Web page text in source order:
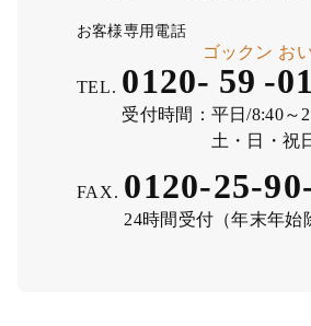
お客様専用電話
TEL. 0120- 59
ゴックン
-
お
受付時間： 平日/8:40～
土・日・祝
FAX. 0120-25-
24時間受付（年末年始